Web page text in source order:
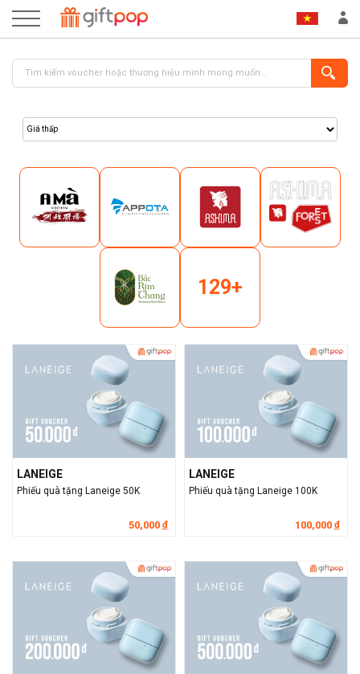
ĐĂNG KÝ
129+
LANEIGE
Phiếu quà tặng Laneige 50K
50,000 đ
LANEIGE
Phiếu quà tặng Laneige 100K
100,000 đ